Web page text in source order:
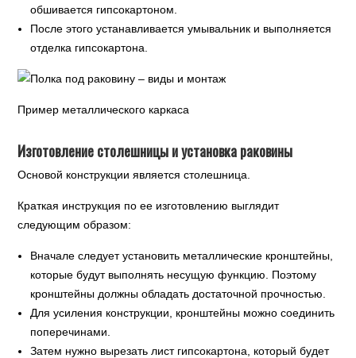
обшивается гипсокартоном.
После этого устанавливается умывальник и выполняется
отделка гипсокартона.
Пример металлического каркаса
Изготовление столешницы и установка раковины
Основой конструкции является столешница.
Краткая инструкция по ее изготовлению выглядит
следующим образом:
Вначале следует установить металлические кронштейны,
которые будут выполнять несущую функцию. Поэтому
кронштейны должны обладать достаточной прочностью.
Для усиления конструкции, кронштейны можно соединить
поперечинами.
Затем нужно вырезать лист гипсокартона, который будет